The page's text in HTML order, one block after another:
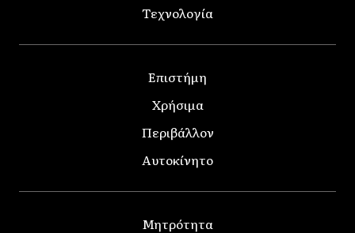
Τεχνολογία
Επιστήμη
Χρήσιμα
Περιβάλλον
Αυτοκίνητο
Μητρότητα